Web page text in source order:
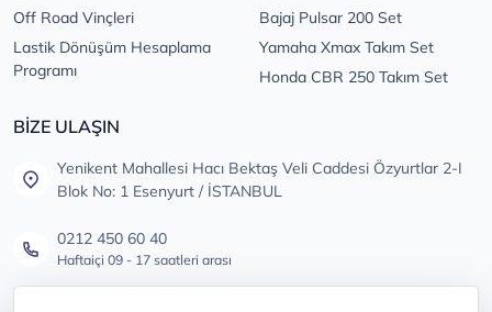
Off Road Vinçleri
Lastik Dönüşüm Hesaplama
Programı
Bajaj Pulsar 200 Set
Yamaha Xmax Takım Set
Honda CBR 250 Takım Set
BİZE ULAŞIN
Yenikent Mahallesi Hacı Bektaş Veli Caddesi Özyurtlar 2-I
Blok No: 1 Esenyurt / İSTANBUL
0212 450 60 40
Haftaiçi 09 - 17 saatleri arası